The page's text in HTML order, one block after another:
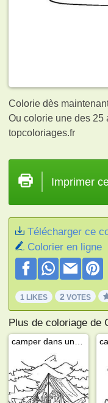
Colorie dès
Ou colorie une des
topcoloriages.fr
Imprimer
Télécharger ce
Colorier en ligne
1 LIKES 2 VOTES
Plus de coloriage de